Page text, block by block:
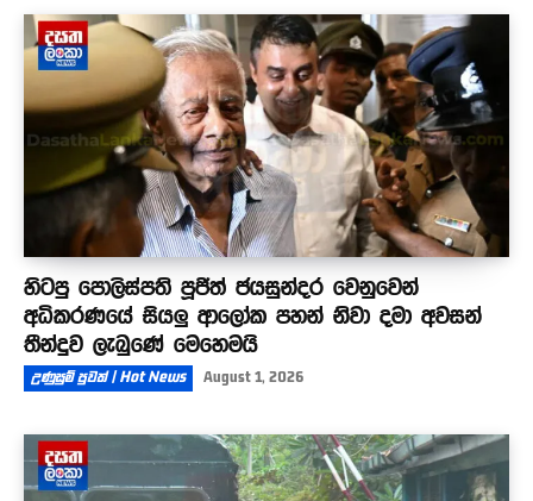
හිටපු පොලිස්පති පූජිත් ජයසුන්දර වෙනුවෙන්
අධිකරණයේ සියලු ආලෝක පහන් නිවා දමා අවසන්
තීන්දුව ලැබුණේ මෙහෙමයි
උණුසුම් පුවත් | Hot News August 1, 2026